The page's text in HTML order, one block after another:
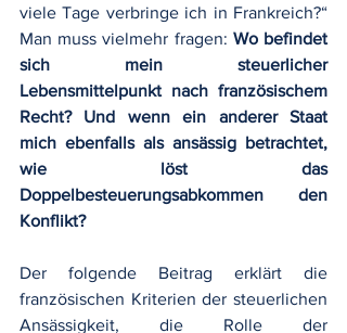
viele Tage verbringe ich in Frankreich?“
Man muss vielmehr fragen: Wo befindet
sich mein steuerlicher
Lebensmittelpunkt nach französischem
Recht? Und wenn ein anderer Staat
mich ebenfalls als ansässig betrachtet,
wie löst das
Doppelbesteuerungsabkommen den
Konflikt?
Der folgende Beitrag erklärt die
französischen Kriterien der steuerlichen
Ansässigkeit, die Rolle der